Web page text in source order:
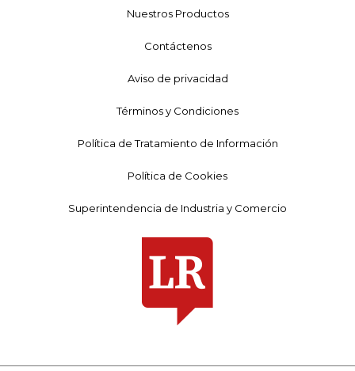
Nuestros Productos
Contáctenos
Aviso de privacidad
Términos y Condiciones
Política de Tratamiento de Información
Política de Cookies
Superintendencia de Industria y Comercio